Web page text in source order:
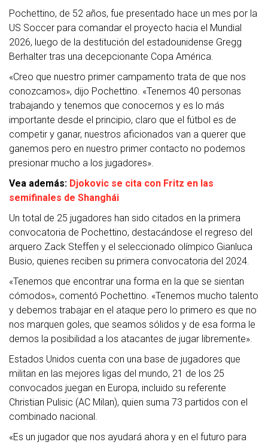
Pochettino, de 52 años, fue presentado hace un mes por la
US Soccer para comandar el proyecto hacia el Mundial
2026, luego de la destitución del estadounidense Gregg
Berhalter tras una decepcionante Copa América.
«Creo que nuestro primer campamento trata de que nos
conozcamos», dijo Pochettino. «Tenemos 40 personas
trabajando y tenemos que conocernos y es lo más
importante desde el principio, claro que el fútbol es de
competir y ganar, nuestros aficionados van a querer que
ganemos pero en nuestro primer contacto no podemos
presionar mucho a los jugadores».
Vea además: Djokovic se cita con Fritz en las
semifinales de Shanghái
Un total de 25 jugadores han sido citados en la primera
convocatoria de Pochettino, destacándose el regreso del
arquero Zack Steffen y el seleccionado olímpico Gianluca
Busio, quienes reciben su primera convocatoria del 2024.
«Tenemos que encontrar una forma en la que se sientan
cómodos», comentó Pochettino. «Tenemos mucho talento
y debemos trabajar en el ataque pero lo primero es que no
nos marquen goles, que seamos sólidos y de esa forma le
demos la posibilidad a los atacantes de jugar libremente».
Estados Unidos cuenta con una base de jugadores que
militan en las mejores ligas del mundo, 21 de los 25
convocados juegan en Europa, incluido su referente
Christian Pulisic (AC Milan), quien suma 73 partidos con el
combinado nacional.
«Es un jugador que nos ayudará ahora y en el futuro para